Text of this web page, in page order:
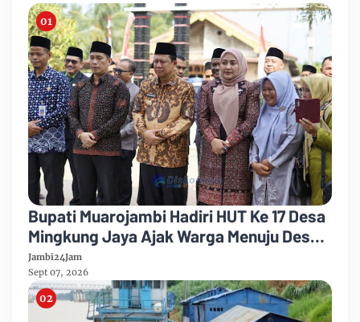
Bupati Muarojambi Hadiri HUT Ke 17 Desa
Mingkung Jaya Ajak Warga Menuju Desa
Mandiri 2026
Jambi24Jam
Sept 07, 2026